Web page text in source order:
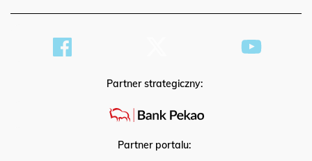
Partner strategiczny:
Partner portalu: